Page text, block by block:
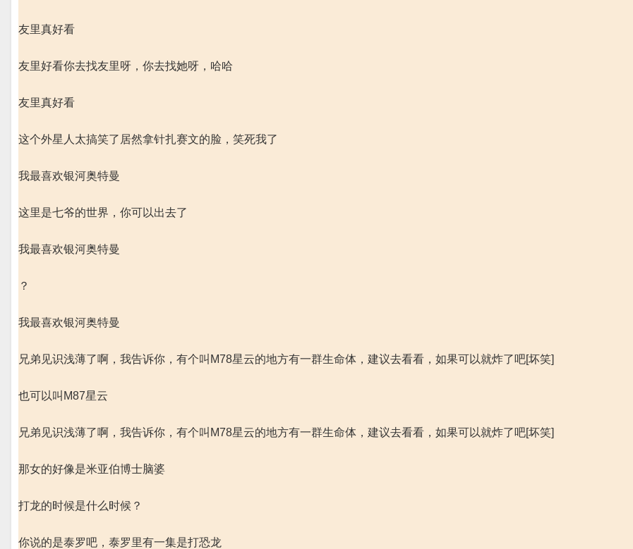
友里真好看
友里好看你去找友里呀，你去找她呀，哈哈
友里真好看
这个外星人太搞笑了居然拿针扎赛文的脸，笑死我了
我最喜欢银河奥特曼
这里是七爷的世界，你可以出去了
我最喜欢银河奥特曼
？
我最喜欢银河奥特曼
兄弟见识浅薄了啊，我告诉你，有个叫M78星云的地方有一群生命体，建议去看看，如果可以就炸了吧[坏笑]
也可以叫M87星云
兄弟见识浅薄了啊，我告诉你，有个叫M78星云的地方有一群生命体，建议去看看，如果可以就炸了吧[坏笑]
那女的好像是米亚伯博士脑婆
打龙的时候是什么时候？
你说的是泰罗吧，泰罗里有一集是打恐龙